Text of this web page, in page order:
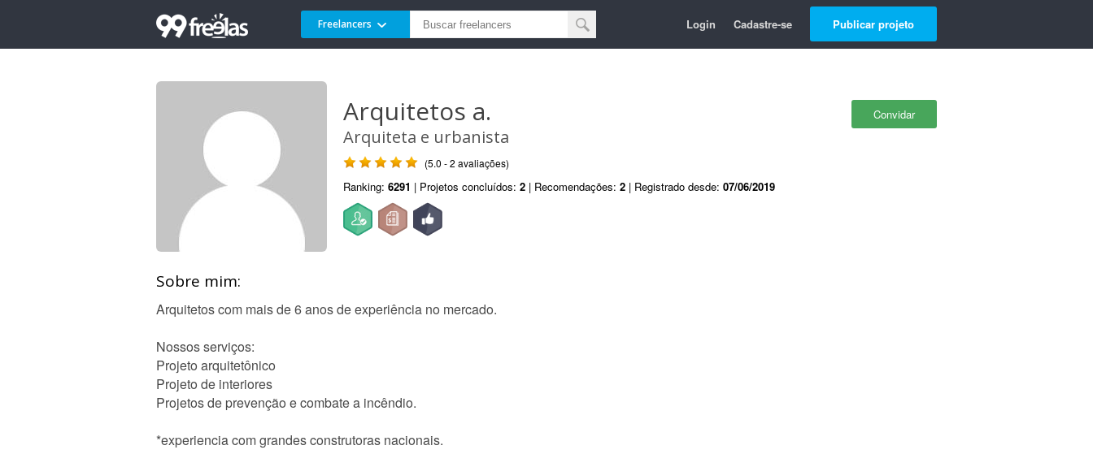
Freelancers Login Cadastre-se Publicar projeto
Convidar
Arquitetos a.
Arquiteta e urbanista
(5.0 - 2 avaliações)
Ranking: 6291 | Projetos concluídos: 2 | Recomendações: 2 | Registrado desde: 07/06/2019
Sobre mim:
Arquitetos com mais de 6 anos de experiência no mercado.
Nossos serviços:
Projeto arquitetônico
Projeto de interiores
Projetos de prevenção e combate a incêndio.
*experiencia com grandes construtoras nacionais.